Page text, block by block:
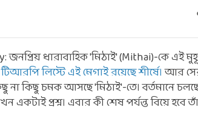
ধারাবাহিক 'মিঠাই' (Mithai)-কে এই
লিস্টে এই মেগাই রয়েছে শীর্ষে।আর
না কিছু চমক আসছে 'মিঠাই'-তে। বর্তমানে
একটাই প্রশ্ন। এবার কী শেষ পর্যন্ত বিয়ে হবে